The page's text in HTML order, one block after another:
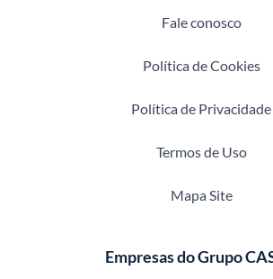
Fale conosco
Política de Cookies
Política de Privacidade
Termos de Uso
Mapa Site
Empresas do Grupo